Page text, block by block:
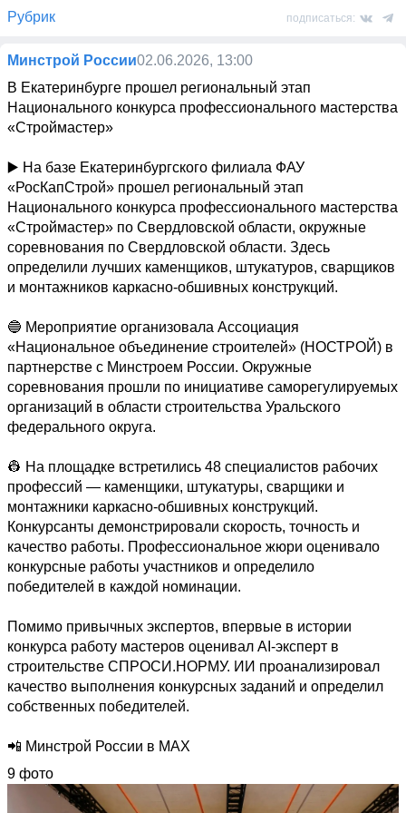
Рубрик подписаться:
Минстрой России02.06.2026, 13:00
В Екатеринбурге прошел региональный этап
Национального конкурса профессионального мастерства
«Строймастер»
▶️ На базе Екатеринбургского филиала ФАУ
«РосКапСтрой» прошел региональный этап
Национального конкурса профессионального мастерства
«Строймастер» по Свердловской области, окружные
соревнования по Свердловской области. Здесь
определили лучших каменщиков, штукатуров, сварщиков
и монтажников каркасно-обшивных конструкций.
🔵 Мероприятие организовала Ассоциация
«Национальное объединение строителей» (НОСТРОЙ) в
партнерстве с Минстроем России. Окружные
соревнования прошли по инициативе саморегулируемых
организаций в области строительства Уральского
федерального округа.
👷 На площадке встретились 48 специалистов рабочих
профессий — каменщики, штукатуры, сварщики и
монтажники каркасно-обшивных конструкций.
Конкурсанты демонстрировали скорость, точность и
качество работы. Профессиональное жюри оценивало
конкурсные работы участников и определило
победителей в каждой номинации.
Помимо привычных экспертов, впервые в истории
конкурса работу мастеров оценивал АІ-эксперт в
строительстве СПРОСИ.НОРМУ. ИИ проанализировал
качество выполнения конкурсных заданий и определил
собственных победителей.
📲 Минстрой России в MAX
9 фото